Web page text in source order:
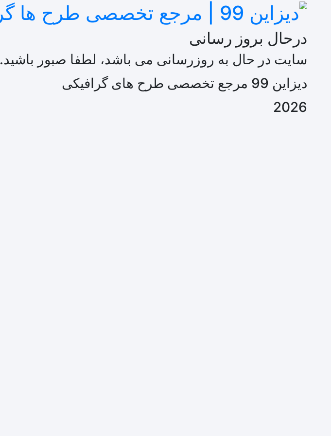
درحال بروز رسانی
سایت در حال به روزرسانی می باشد، لطفا صبور باشید.
دیزاین 99 مرجع تخصصی طرح های گرافیکی
2026